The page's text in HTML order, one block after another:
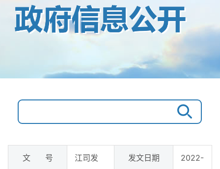
文 号
江司发
发文日期
2022-